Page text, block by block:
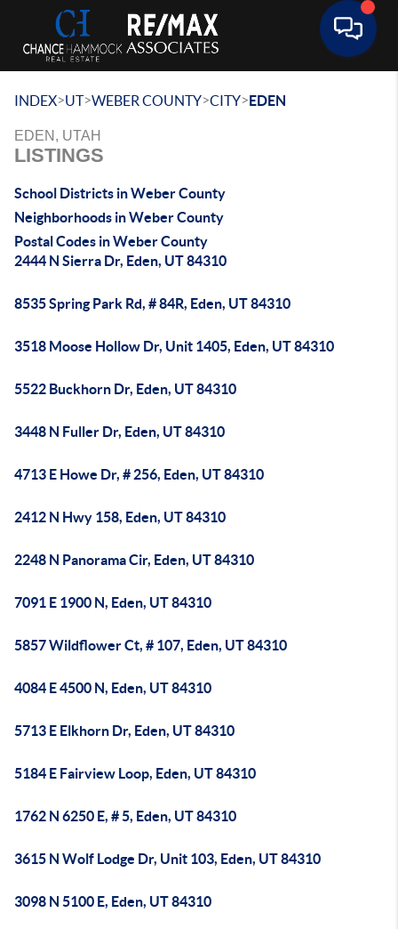
INDEX>UT>WEBER COUNTY>CITY>EDEN
EDEN, UTAH
LISTINGS
School Districts in Weber County
Neighborhoods in Weber County
Postal Codes in Weber County
2444 N Sierra Dr, Eden, UT 84310
8535 Spring Park Rd, # 84R, Eden, UT 84310
3518 Moose Hollow Dr, Unit 1405, Eden, UT 84310
5522 Buckhorn Dr, Eden, UT 84310
3448 N Fuller Dr, Eden, UT 84310
4713 E Howe Dr, # 256, Eden, UT 84310
2412 N Hwy 158, Eden, UT 84310
2248 N Panorama Cir, Eden, UT 84310
7091 E 1900 N, Eden, UT 84310
5857 Wildflower Ct, # 107, Eden, UT 84310
4084 E 4500 N, Eden, UT 84310
5713 E Elkhorn Dr, Eden, UT 84310
5184 E Fairview Loop, Eden, UT 84310
1762 N 6250 E, # 5, Eden, UT 84310
3615 N Wolf Lodge Dr, Unit 103, Eden, UT 84310
3098 N 5100 E, Eden, UT 84310